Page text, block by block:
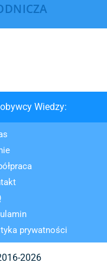
Wiedzy:
prywatności
2026